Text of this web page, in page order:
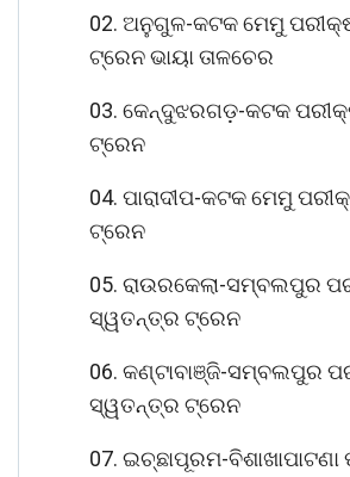
02. ଅନୁଗୁଳ-କଟକ ମେମୁ
ଟ୍ରେନ ଭାୟା ତାଳଚେର
03. କେନ୍ଦୁଝରଗଡ଼-କଟକ
ଟ୍ରେନ
04. ପାରାଦୀପ-କଟକ ମେମୁ
ଟ୍ରେନ
05. ରାଉରକେଲା-ସମ୍ବଲପୁର
ସ୍ୱତନ୍ତ୍ର ଟ୍ରେନ
06. କଣ୍ଟାବାଞ୍ଜି-ସମ୍ବଲପୁର
ସ୍ୱତନ୍ତ୍ର ଟ୍ରେନ
07. ଇଚ୍ଛାପୂରମ-ବିଶାଖାପାଟଣା